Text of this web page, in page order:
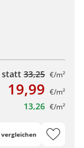
statt 33,25 €/m²
19,99 €/m²
13,26 €/m²
vergleichen